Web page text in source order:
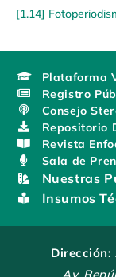
[1.14]
Plataforma
Registro
Consejo
Repositorio
Revista
Sala de
Nuestras
Insumos
Dirección: